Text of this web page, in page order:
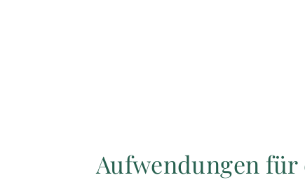
Aufwendungen